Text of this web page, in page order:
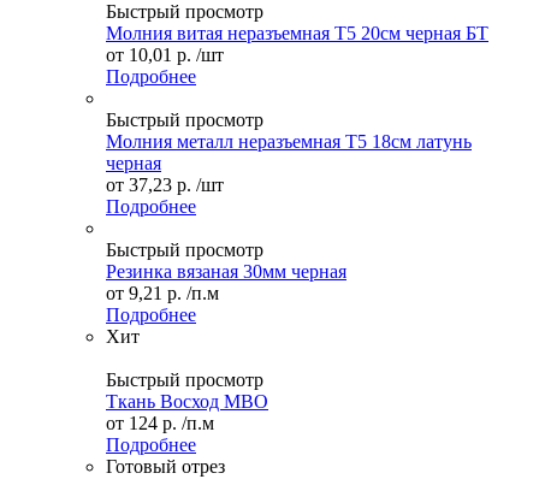
Быстрый просмотр
Молния витая неразъемная Т5 20см черная БТ
от 10,01 р. /шт
Подробнее
Быстрый просмотр
Молния металл неразъемная Т5 18см латунь
черная
от 37,23 р. /шт
Подробнее
Быстрый просмотр
Резинка вязаная 30мм черная
от 9,21 р. /п.м
Подробнее
Хит
Быстрый просмотр
Ткань Восход МВО
от 124 р. /п.м
Подробнее
Готовый отрез